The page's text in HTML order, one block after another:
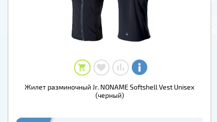
Жилет разминочный Jr. NONAME Softshell Vest Unisex
(черный)